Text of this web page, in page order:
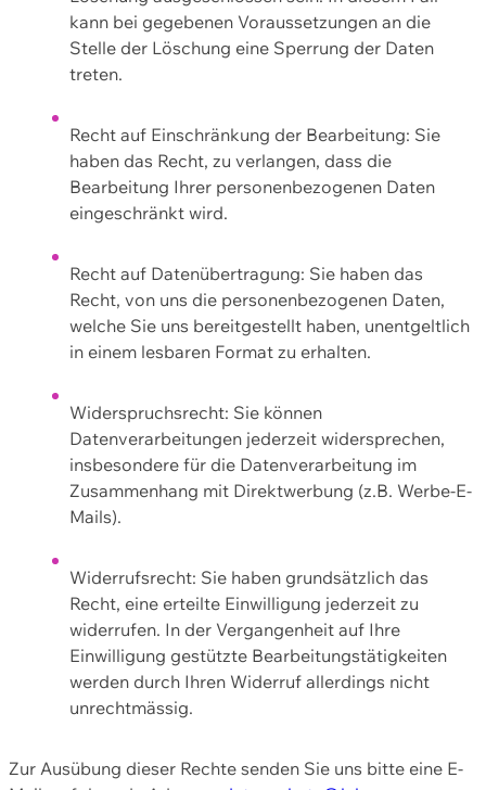
kann bei gegebenen Voraussetzungen an die
Stelle der Löschung eine Sperrung der Daten
treten.
Recht auf Einschränkung der Bearbeitung: Sie
haben das Recht, zu verlangen, dass die
Bearbeitung Ihrer personenbezogenen Daten
eingeschränkt wird.
Recht auf Datenübertragung: Sie haben das
Recht, von uns die personenbezogenen Daten,
welche Sie uns bereitgestellt haben, unentgeltlich
in einem lesbaren Format zu erhalten.
Widerspruchsrecht: Sie können
Datenverarbeitungen jederzeit widersprechen,
insbesondere für die Datenverarbeitung im
Zusammenhang mit Direktwerbung (z.B. Werbe-E-
Mails).
Widerrufsrecht: Sie haben grundsätzlich das
Recht, eine erteilte Einwilligung jederzeit zu
widerrufen. In der Vergangenheit auf Ihre
Einwilligung gestützte Bearbeitungstätigkeiten
werden durch Ihren Widerruf allerdings nicht
unrechtmässig.
Zur Ausübung dieser Rechte senden Sie uns bitte eine E-